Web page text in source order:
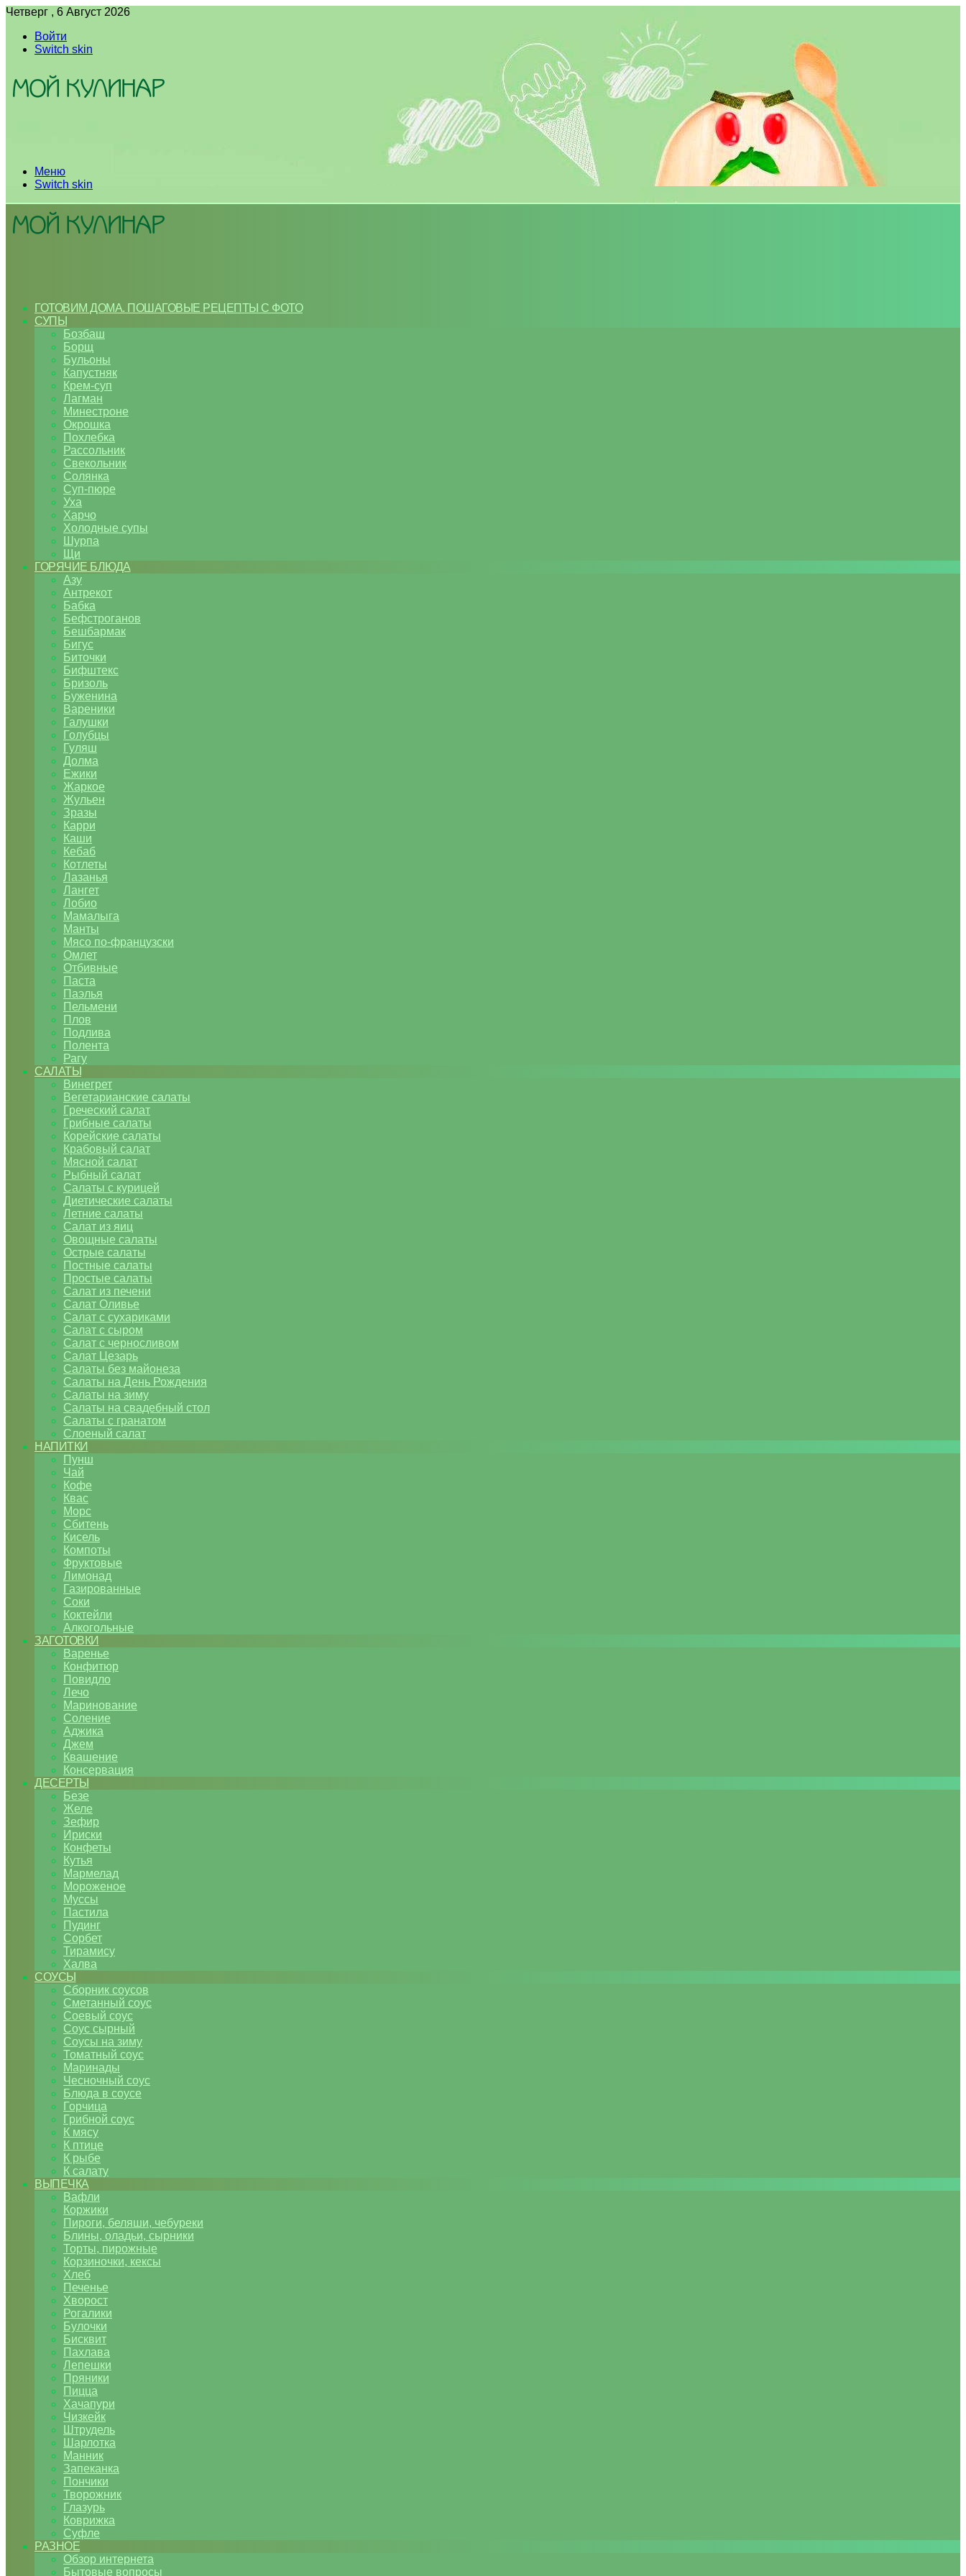
Четверг , 6 Август 2026
Войти
Switch skin
Меню
Switch skin
ГОТОВИМ ДОМА. ПОШАГОВЫЕ РЕЦЕПТЫ С ФОТО
СУПЫ
Бозбаш
Борщ
Бульоны
Капустняк
Крем-суп
Лагман
Минестроне
Окрошка
Похлебка
Рассольник
Свекольник
Солянка
Суп-пюре
Уха
Харчо
Холодные супы
Шурпа
Щи
ГОРЯЧИЕ БЛЮДА
Азу
Антрекот
Бабка
Бефстроганов
Бешбармак
Бигус
Биточки
Бифштекс
Бризоль
Буженина
Вареники
Галушки
Голубцы
Гуляш
Долма
Ежики
Жаркое
Жульен
Зразы
Карри
Каши
Кебаб
Котлеты
Лазанья
Лангет
Лобио
Мамалыга
Манты
Мясо по-французски
Омлет
Отбивные
Паста
Паэлья
Пельмени
Плов
Подлива
Полента
Рагу
САЛАТЫ
Винегрет
Вегетарианские салаты
Греческий салат
Грибные салаты
Корейские салаты
Крабовый салат
Мясной салат
Рыбный салат
Салаты с курицей
Диетические салаты
Летние салаты
Салат из яиц
Овощные салаты
Острые салаты
Постные салаты
Простые салаты
Салат из печени
Салат Оливье
Салат с сухариками
Салат с сыром
Салат с черносливом
Салат Цезарь
Салаты без майонеза
Салаты на День Рождения
Салаты на зиму
Салаты на свадебный стол
Салаты с гранатом
Слоеный салат
НАПИТКИ
Пунш
Чай
Кофе
Квас
Морс
Сбитень
Кисель
Компоты
Фруктовые
Лимонад
Газированные
Соки
Коктейли
Алкогольные
ЗАГОТОВКИ
Варенье
Конфитюр
Повидло
Лечо
Маринование
Соление
Аджика
Джем
Квашение
Консервация
ДЕСЕРТЫ
Безе
Желе
Зефир
Ириски
Конфеты
Кутья
Мармелад
Мороженое
Муссы
Пастила
Пудинг
Сорбет
Тирамису
Халва
СОУСЫ
Сборник соусов
Сметанный соус
Соевый соус
Соус сырный
Соусы на зиму
Томатный соус
Маринады
Чесночный соус
Блюда в соусе
Горчица
Грибной соус
К мясу
К птице
К рыбе
К салату
ВЫПЕЧКА
Вафли
Коржики
Пироги, беляши, чебуреки
Блины, оладьи, сырники
Торты, пирожные
Корзиночки, кексы
Хлеб
Печенье
Хворост
Рогалики
Булочки
Бисквит
Пахлава
Лепешки
Пряники
Пицца
Хачапури
Чизкейк
Штрудель
Шарлотка
Манник
Запеканка
Пончики
Творожник
Глазурь
Коврижка
Суфле
РАЗНОЕ
Обзор интернета
Бытовые вопросы